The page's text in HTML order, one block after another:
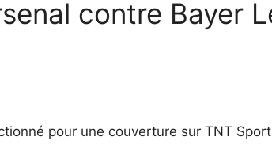
contre Bayer
pour une couverture sur TNT